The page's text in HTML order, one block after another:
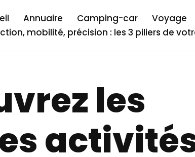
Annuaire Camping-car Voyage
mobilité, précision : les 3 piliers de
les